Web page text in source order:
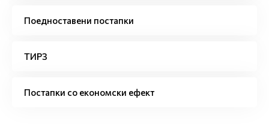
Поедноставени постапки
ТИРЗ
Постапки со економски ефект